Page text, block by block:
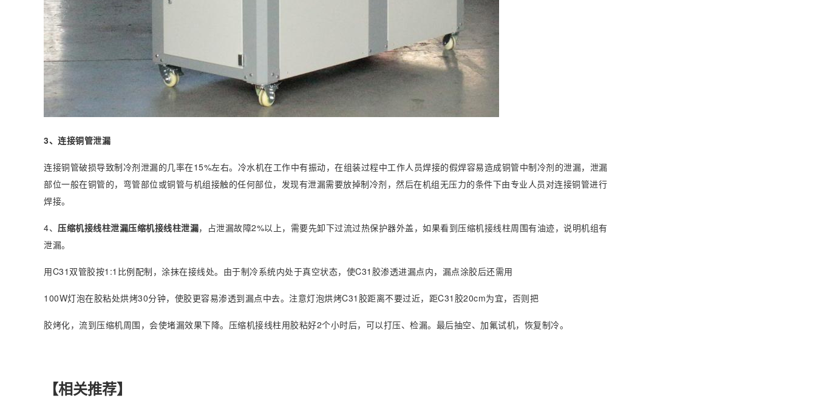
3、连接铜管泄漏
连接铜管破损导致制冷剂泄漏的几率在15%左右。冷水机在工作中有振动，在组装过程中工作人员焊接的假焊容易造成铜管中制冷剂的泄漏，泄漏
部位一般在铜管的，弯管部位或铜管与机组接触的任何部位，发现有泄漏需要放掉制冷剂，然后在机组无压力的条件下由专业人员对连接铜管进行
焊接。
4、 压缩机接线柱泄漏压缩机接线柱泄漏，占泄漏故障2%以上，需要先卸下过流过热保护器外盖，如果看到压缩机接线柱周围有油迹，说明机组有
泄漏。
用C31双管胶按1:1比例配制，涂抹在接线处。由于制冷系统内处于真空状态，使C31胶渗透进漏点内，漏点涂胶后还需用
100W灯泡在胶粘处烘烤30分钟，使胶更容易渗透到漏点中去。注意灯泡烘烤C31胶距离不要过近，距C31胶20cm为宜，否则把
胶烤化，流到压缩机周围，会使堵漏效果下降。压缩机接线柱用胶粘好2个小时后，可以打压、检漏。最后抽空、加氟试机，恢复制冷。
【相关推荐】